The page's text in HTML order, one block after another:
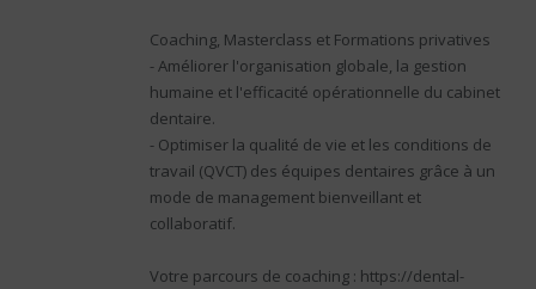
Coaching, Masterclass et Formations privatives
- Améliorer l'organisation globale, la gestion
humaine et l'efficacité opérationnelle du cabinet
dentaire.
- Optimiser la qualité de vie et les conditions de
travail (QVCT) des équipes dentaires grâce à un
mode de management bienveillant et
collaboratif.
Votre parcours de coaching : https://dental-